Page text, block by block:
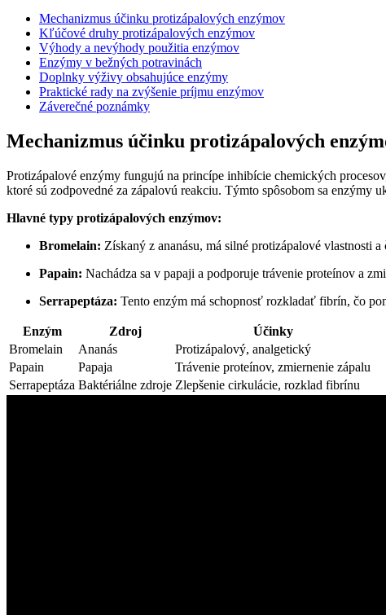
Mechanizmus účinku protizápalových enzýmov
Kľúčové druhy protizápalových enzýmov
Výhody a nevýhody použitia enzýmov
Enzýmy v bežných potravinách
Doplnky výživy obsahujúce enzýmy
Praktické rady na zvýšenie príjmu enzýmov
Záverečné poznámky
Mechanizmus účinku protizápalových
Protizápalové enzýmy fungujú na princípe inhibície chemických
ktoré sú zodpovedné za zápalovú reakciu. Týmto spôsobom sa enzýmy
Hlavné typy protizápalových enzýmov:
Bromelain: Získaný z ananásu, má silné protizápalové vlastnosti
Papain: Nachádza sa v papaji a podporuje trávenie proteínov a
Serrapeptáza: Tento enzým má schopnosť rozkladať fibrín, čo
Enzým Zdroj
Účinky
Bromelain
Ananás
Protizápalový, analgetický
Papain
Papaja
Trávenie proteínov, zmiernenie zápalu
Serrapeptáza Baktériálne zdroje Zlepšenie cirkulácie, rozklad fibrínu